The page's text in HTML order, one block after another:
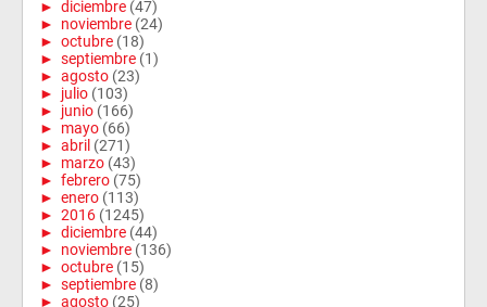
► diciembre (47)
► noviembre (24)
► octubre (18)
► septiembre (1)
► agosto (23)
► julio (103)
► junio (166)
► mayo (66)
► abril (271)
► marzo (43)
► febrero (75)
► enero (113)
► 2016 (1245)
► diciembre (44)
► noviembre (136)
► octubre (15)
► septiembre (8)
► agosto (25)